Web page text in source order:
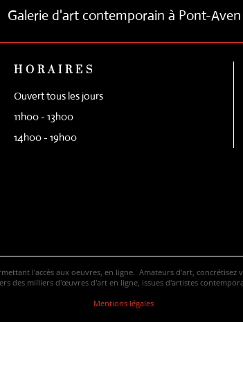
Galerie d'art contemporain à Pont-Aven
HORAIRES
Ouvert tous les jours
11h00 - 13h00
14h00 - 19h00
l'accès aux oeuvres, en ligne. Amateurs d'art,
des milliers d'œuvres d'art en ligne, issues d'artistes
Mentions légales